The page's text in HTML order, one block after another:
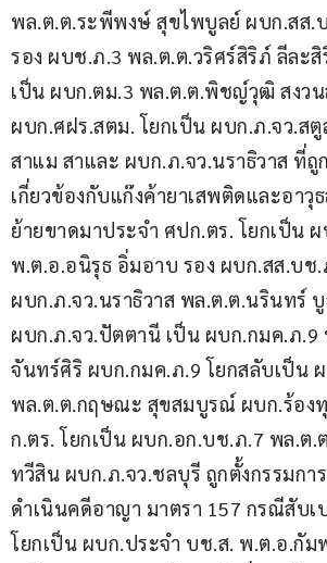
พล.ต.ต.ระพีพงษ์ สุขไพบูลย์ ผบก.สส.
รอง ผบช.ภ.3 พล.ต.ต.วริศร์สิริภ์ ลีละ
เป็น ผบก.ตม.3 พล.ต.ต.พิชญ์วุฒิ สงว
ผบก.ศฝร.สตม. โยกเป็น ผบก.ภ.จว.ส
สาแม สาและ ผบก.ภ.จว.นราธิวาส ที่ถู
เกี่ยวข้องกับแก๊งค้ายาเสพติดและอาวุ
ย้ายขาดมาประจำ ศปก.ตร. โยกเป็น
พ.ต.อ.อนิรุธ อิ่มอาบ รอง ผบก.สส.บช.
ผบก.ภ.จว.นราธิวาส พล.ต.ต.นรินทร์
ผบก.ภ.จว.ปัตตานี เป็น ผบก.กมค.ภ.9
จันทร์ศิริ ผบก.กมค.ภ.9 โยกสลับเป็น
พล.ต.ต.กฤษณะ สุขสมบูรณ์ ผบก.ร้อง
ก.ตร. โยกเป็น ผบก.อก.บช.ภ.7 พล.ต
ทวีสิน ผบก.ภ.จว.ชลบุรี ถูกตั้งกรรมกา
ดำเนินคดีอาญา มาตรา 157 กรณีสับ
โยกเป็น ผบก.ประจำ บช.ส. พ.ต.อ.กัม